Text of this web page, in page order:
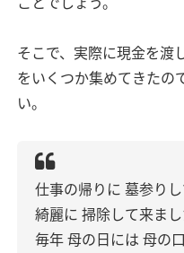
そこで、実際に現金を渡
をいくつか集めてきたの
い。
仕事の帰りに 墓参り
綺麗に 掃除して来まし
毎年母の日には 母の